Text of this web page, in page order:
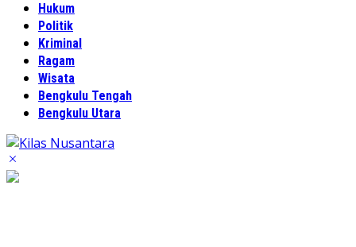
Hukum
Politik
Kriminal
Ragam
Wisata
Bengkulu Tengah
Bengkulu Utara